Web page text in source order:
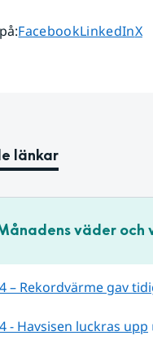
:Dela sidan på
FacebookDela sidan
LinkedInX
länkar
väder och
– Rekordvärme gav
- Havsisen luckras upp